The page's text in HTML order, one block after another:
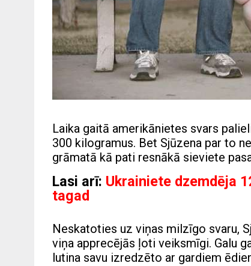
Laika gaitā amerikānietes svars
300 kilogramus. Bet Sjūzena par to
grāmatā kā pati resnākā sieviete
Lasi arī: Ukrainiete dzemdēja
tagad
Neskatoties uz viņas milzīgo svaru,
viņa apprecējās ļoti veiksmīgi. Galu
lutina savu izredzēto ar gardiem